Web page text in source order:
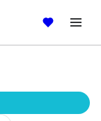
5 230 662 руб.
4 655 289 руб.